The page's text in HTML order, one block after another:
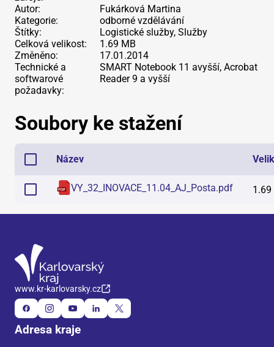
Autor:
Fukárková Martina
Kategorie:
odborné vzdělávání
Štítky:
Logistické služby, Služby
Celková velikost:
1.69 MB
Změněno:
17.01.2014
Technické a
softwarové
požadavky:
SMART Notebook 11 avyšší, Acrobat
Reader 9 a vyšší
Soubory ke stažení
Název
VY_32_INOVACE_11.04_AJ_Posta.pdf 1.69
www.kr-karlovarsky.cz
Adresa kraje